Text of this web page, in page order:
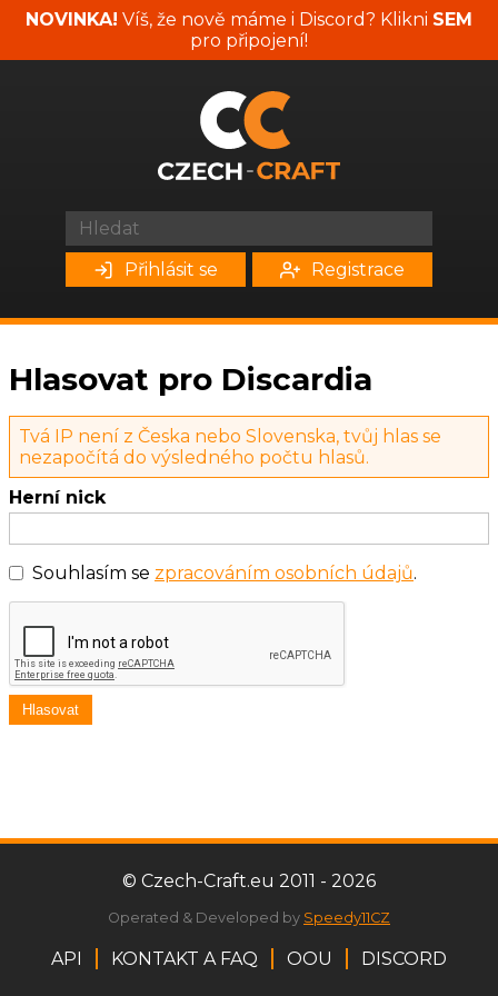
NOVINKA! Víš, že nově máme i Discord? Klikni SEM
pro připojení!
Přihlásit se Registrace
Hlasovat pro Discardia
Tvá IP není z Česka nebo Slovenska, tvůj hlas se
nezapočítá do výsledného počtu hlasů.
Herní nick
Souhlasím se zpracováním osobních údajů.
Hlasovat
© Czech-Craft.eu 2011 - 2026
Operated & Developed by Speedy11CZ
API KONTAKT A FAQ OOU DISCORD